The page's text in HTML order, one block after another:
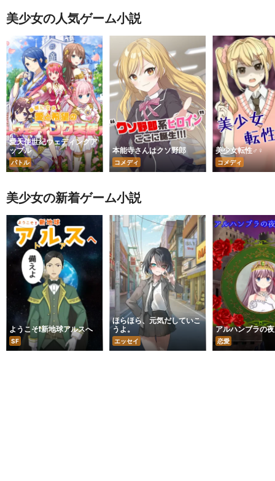
美少女の人気ゲーム小説
愛天使世紀ウェディングア
ップル
バトル
本能寺さんはクソ野郎
コメディ
美少女転性♂♀
コメディ
美少女の新着ゲーム小説
ようこそ❗️新地球アルスへ
SF
ほらほら、元気だしていこ
うよ。
エッセイ
アルハンブラの
恋愛